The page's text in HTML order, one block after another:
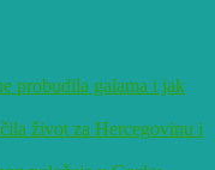
probudila galama i jak
život za Hercegovinu i